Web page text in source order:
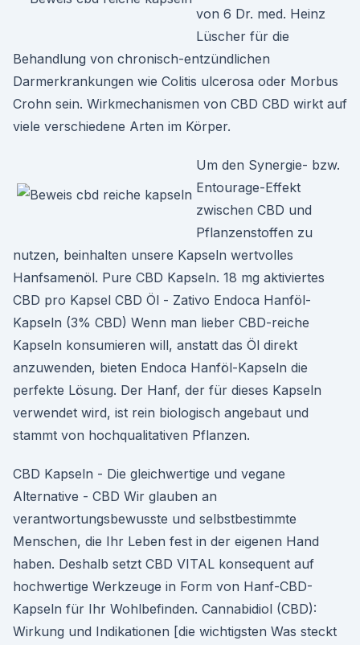
von 6 Dr. med. Heinz
Lüscher für die
Behandlung von chronisch-entzündlichen
Darmerkrankungen wie Colitis ulcerosa oder Morbus
Crohn sein. Wirkmechanismen von CBD CBD wirkt auf
viele verschiedene Arten im Körper.
Um den Synergie- bzw.
Entourage-Effekt
zwischen CBD und
Pflanzenstoffen zu
nutzen, beinhalten unsere Kapseln wertvolles
Hanfsamenöl. Pure CBD Kapseln. 18 mg aktiviertes
CBD pro Kapsel CBD Öl - Zativo Endoca Hanföl-
Kapseln (3% CBD) Wenn man lieber CBD-reiche
Kapseln konsumieren will, anstatt das Öl direkt
anzuwenden, bieten Endoca Hanföl-Kapseln die
perfekte Lösung. Der Hanf, der für dieses Kapseln
verwendet wird, ist rein biologisch angebaut und
stammt von hochqualitativen Pflanzen.
CBD Kapseln - Die gleichwertige und vegane
Alternative - CBD Wir glauben an
verantwortungsbewusste und selbstbestimmte
Menschen, die Ihr Leben fest in der eigenen Hand
haben. Deshalb setzt CBD VITAL konsequent auf
hochwertige Werkzeuge in Form von Hanf-CBD-
Kapseln für Ihr Wohlbefinden. Cannabidiol (CBD):
Wirkung und Indikationen [die wichtigsten Was steckt